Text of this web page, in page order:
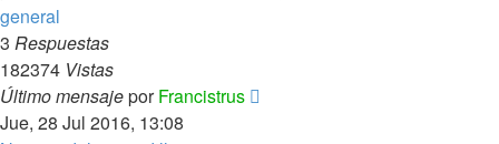
general
3 Respuestas
182374 Vistas
Último mensajeporFrancistrus
Jue, 28 Jul 2016, 13:08